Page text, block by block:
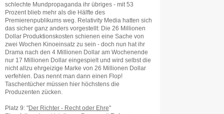
schlechte Mundpropaganda ihr übriges - mit 53
Prozent blieb mehr als die Hälfte des
Premierenpublikums weg. Relativity Media hatten sich
das sicher ganz anders vorgestellt: Die 26 Millionen
Dollar Produktionskosten schienen eine Sache von
zwei Wochen Kinoeinsatz zu sein - doch nun hat ihr
Drama nach den 4 Millionen Dollar am Wochenende
nur 17 Millionen Dollar eingespielt und wird selbst die
nicht allzu ehrgeizige Marke von 26 Millionen Dollar
verfehlen. Das nennt man dann einen Flop!
Taschentücher müssen hier höchstens die
Produzenten zücken.
Platz 9: "Der Richter - Recht oder Ehre"